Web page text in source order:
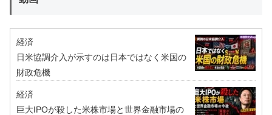
経済
日米協調介入が示すのは日本ではなく米国の
財政危機
経済
巨大IPOが殺した米株市場と世界金融市場の